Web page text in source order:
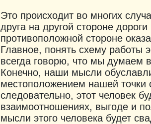
Это происходит во многих
друга на другой стороне
противоположной стороне
Главное, понять схему работы
всегда говорю, что мы думаем
Конечно, наши мысли
местоположением нашей точки
следовательно, этот человек
взаимоотношениях, выгоде и
мысли этого человека будет